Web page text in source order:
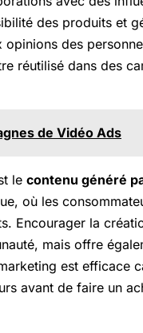
des produits et
des
réutilisé dans des
de Vidéo Ads
le contenu généré
où les
Encourager la
mais offre
est efficace
avant de faire un